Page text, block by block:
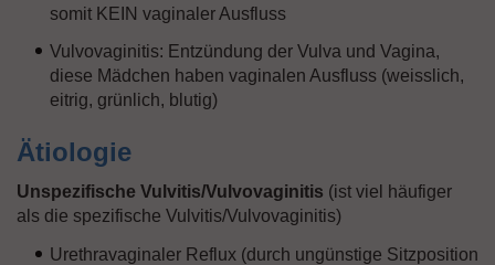
somit KEIN vaginaler Ausfluss
Vulvovaginitis: Entzündung der Vulva und Vagina,
diese Mädchen haben vaginalen Ausfluss (weisslich,
eitrig, grünlich, blutig)
Ätiologie
Unspezifische Vulvitis/Vulvovaginitis (ist viel häufiger
als die spezifische Vulvitis/Vulvovaginitis)
Urethravaginaler Reflux (durch ungünstige Sitzposition